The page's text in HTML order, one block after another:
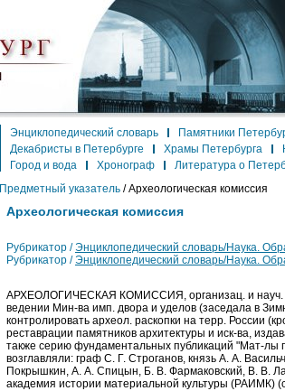
Энциклопедический словарь Памятники
Декабристы в Петербурге
Храмы Петербурга
Город и вода
Хронограф Литература о
Предметный указатель / Археологическая комиссия
Археологическая комиссия
Рубрикатор / Энциклопедический словарь/Наука.
Рубрикатор / Энциклопедический словарь/Наука.
АРХЕОЛОГИЧЕСКАЯ КОМИССИЯ, организац. и науч.
ведении Мин-ва имп. двора и уделов (заседала в
контролировать археол. раскопки на терр. России
реставрации памятников архитектуры и иск-ва,
также серию фундаментальных публикаций "Мат-лы
возглавляли: граф С. Г. Строганов, князь А. А.
Покрышкин, А. А. Спицын, Б. В. Фармаковский, В. В.
академия истории материальной культуры (РАИМК)